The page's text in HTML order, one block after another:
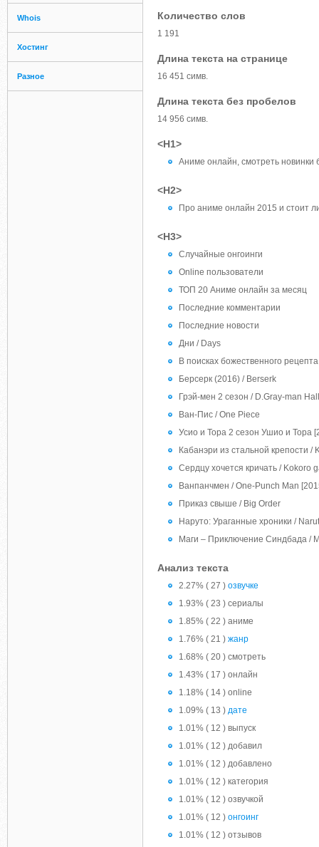
Whois
Хостинг
Разное
Количество слов
1 191
Длина текста на странице
16 451 симв.
Длина текста без пробелов
14 956 симв.
<H1>
Аниме онлайн, смотреть новинки
<H2>
Про аниме онлайн 2015 и стоит
<H3>
Случайные онгоинги
Online пользователи
ТОП 20 Аниме онлайн за месяц
Последние комментарии
Последние новости
Дни / Days
В поисках божественного
Берсерк (2016) / Berserk
Грэй-мен 2 сезон / D.Gray-man
Ван-Пис / One Piece
Усио и Тора 2 сезон Ушио и Тора
Кабанэри из стальной крепости
Сердцу хочется кричать / Kokoro
Ванпанчмен / One-Punch Man
Приказ свыше / Big Order
Наруто: Ураганные хроники /
Маги – Приключение Синдбада /
Анализ текста
2.27% ( 27 ) озвучке
1.93% ( 23 ) сериалы
1.85% ( 22 ) аниме
1.76% ( 21 ) жанр
1.68% ( 20 ) смотреть
1.43% ( 17 ) онлайн
1.18% ( 14 ) online
1.09% ( 13 ) дате
1.01% ( 12 ) выпуск
1.01% ( 12 ) добавил
1.01% ( 12 ) добавлено
1.01% ( 12 ) категория
1.01% ( 12 ) озвучкой
1.01% ( 12 ) онгоинг
1.01% ( 12 ) отзывов